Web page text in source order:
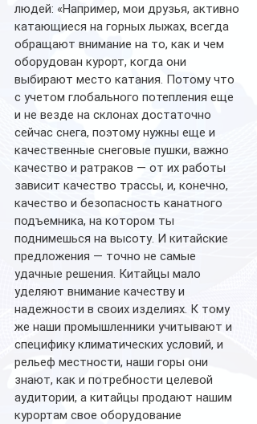
людей: «Например, мои друзья, активно
катающиеся на горных лыжах, всегда
обращают внимание на то, как и чем
оборудован курорт, когда они
выбирают место катания. Потому что
с учетом глобального потепления еще
и не везде на склонах достаточно
сейчас снега, поэтому нужны еще и
качественные снеговые пушки, важно
качество и ратраков — от их работы
зависит качество трассы, и, конечно,
качество и безопасность канатного
подъемника, на котором ты
поднимешься на высоту. И китайские
предложения — точно не самые
удачные решения. Китайцы мало
уделяют внимание качеству и
надежности в своих изделиях. К тому
же наши промышленники учитывают и
специфику климатических условий, и
рельеф местности, наши горы они
знают, как и потребности целевой
аудитории, а китайцы продают нашим
курортам свое оборудование